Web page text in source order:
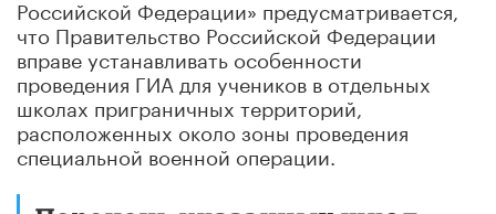
Российской Федерации» предусматривается,
что Правительство Российской Федерации
вправе устанавливать особенности
проведения ГИА для учеников в отдельных
школах приграничных территорий,
расположенных около зоны проведения
специальной военной операции.